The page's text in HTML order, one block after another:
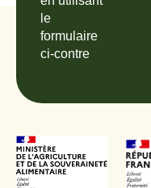
le
formulaire
ci-contre